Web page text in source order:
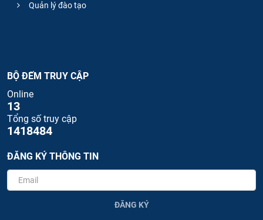
Quản lý đào tạo
BỘ ĐẾM TRUY CẬP
Online
13
Tổng số truy cập
1418484
ĐĂNG KÝ THÔNG TIN
ĐĂNG KÝ